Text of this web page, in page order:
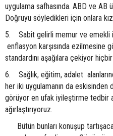
uygulama safhasında. ABD ve
Doğruyu söyledikleri için onlara
5. Sabit gelirli memur ve emekli
enflasyon karşısında ezilmesine
standardını aşağılara çekiyor
6. Sağlık, eğitim, adalet
her iki uygulamanın da eskisinden
görüyor en ufak iyileştirme tedbir
ağırlaştırıyoruz.
Bütün bunları konuşup